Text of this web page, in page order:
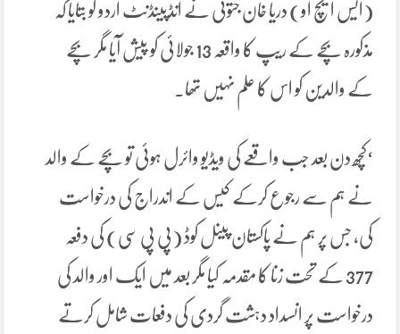
(ایس ایچ او) دریا خان جتوئی نے انڈپینڈنٹ اردو کو بتایا کہ
مذکورہ بچے کے ریپ کا واقعہ 13 جولائی کو پیش آیا مگر بچے
کے والدین کو اس کا علم نہیں تھا۔
‘کچھ دن بعد جب واقعے کی ویڈیو وائرل ہوئی تو بچے کے والد
نے ہم سے رجوع کرکے کیس کے اندراج کی درخواست
کی، جس پر ہم نے پاکستان پینل کوڈ (پی پی سی) کی دفعہ
377 کے تحت زنا کا مقدمہ کیا مگر بعد میں ایک اور والد کی
درخواست پر انسداد دہشت گردی کی دفعات شامل کرتے